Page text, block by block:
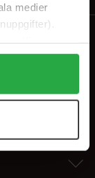
medier
du
anpassa
helst återkalla